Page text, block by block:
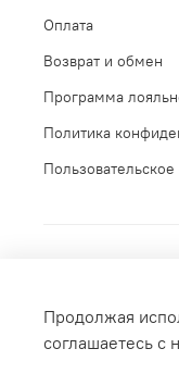
Оплата
Возврат и обмен
Программа
Политика
Продолжая
соглашаетесь с